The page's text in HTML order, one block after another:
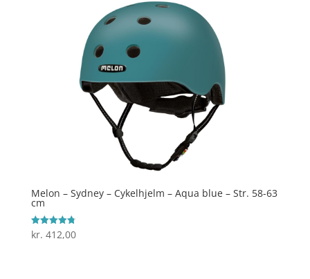
Melon – Sydney – Cykelhjelm – Aqua blue – Str. 58-63
cm
Vurderet
4.8
kr. 412,00